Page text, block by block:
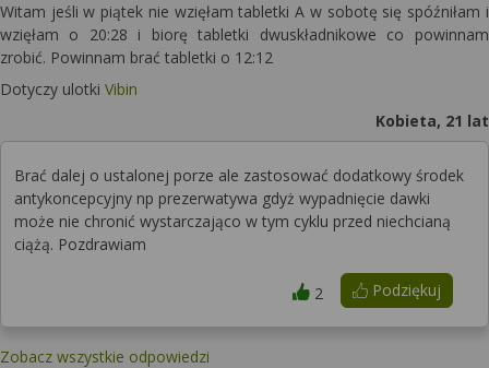
Witam jeśli w piątek nie wzięłam tabletki A w sobotę się spóźniłam i
wzięłam o 20:28 i biorę tabletki dwuskładnikowe co powinnam
zrobić. Powinnam brać tabletki o 12:12
Dotyczy ulotki Vibin
Kobieta, 21 lat
Brać dalej o ustalonej porze ale zastosować dodatkowy środek
antykoncepcyjny np prezerwatywa gdyż wypadnięcie dawki
może nie chronić wystarczająco w tym cyklu przed niechcianą
ciążą. Pozdrawiam
Podziękuj
2
Zobacz wszystkie odpowiedzi